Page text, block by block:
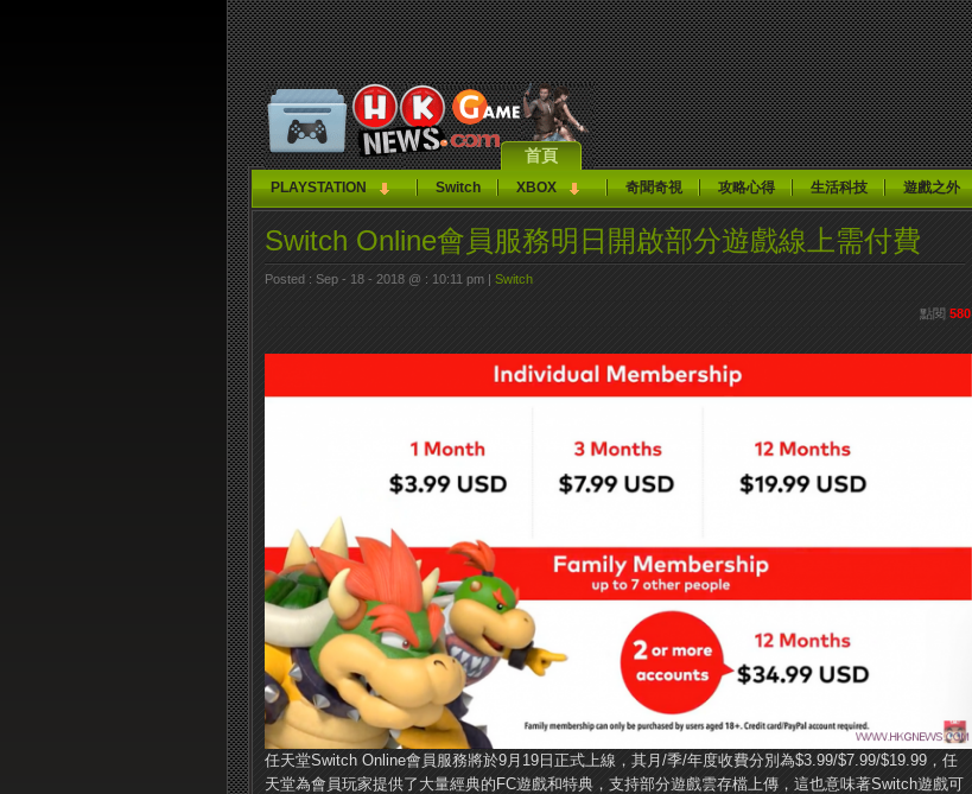
首頁
PLAYSTATION Switch XBOX 奇聞奇視 攻略心得 生活科技 遊戲之外
Switch Online會員服務明日開啟部分遊戲線上需付費
Posted : Sep - 18 - 2018 @ : 10:11 pm | Switch
點閱 580
任天堂Switch Online會員服務將於9月19日正式上線，其月/季/年度收費分別為$3.99/$7.99/$19.99，任
天堂為會員玩家提供了大量經典的FC遊戲和特典，支持部分遊戲雲存檔上傳，這也意味著Switch遊戲可